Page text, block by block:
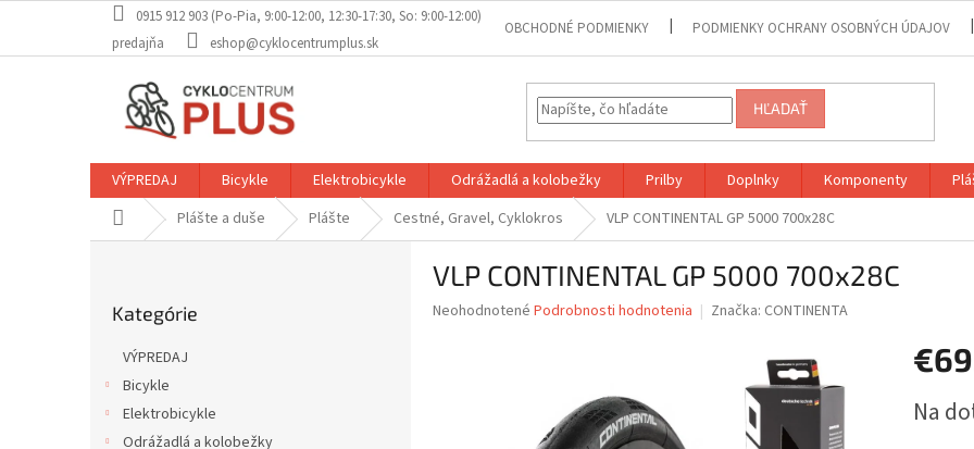
obsah
0915 912 903 (Po-Pia, 9:00-12:00, 12:30-17:30, So: 9:00-12:00)
predajňa
eshop@cyklocentrumplus.sk
OBCHODNÉ PODMIENKY PODMIENKY OCHRANY OSOBNÝCH ÚDAJOV
HĽADAŤ
VÝPREDAJ Bicykle Elektrobicykle Odrážadlá a kolobežky Prilby Doplnky Komponenty
DomovPlášte a duše Plášte Cestné, Gravel, Cyklokros VLP CONTINENTAL GP 5000 700x28C
kategórie
Kategórie
VÝPREDAJ
Bicykle
Elektrobicykle
Odrážadlá a kolobežky
VLP CONTINENTAL GP 5000 700x28C
Priemerné
Neohodnotené Podrobnosti hodnotenia Značka: CONTINENTA
cena:
Na